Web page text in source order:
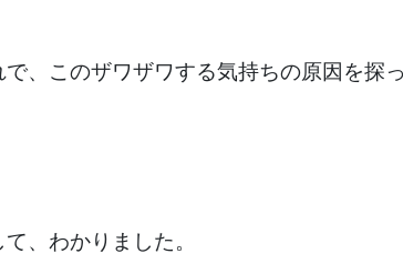
、このザワザワする気持ちの原因を探っ
、わかりました。